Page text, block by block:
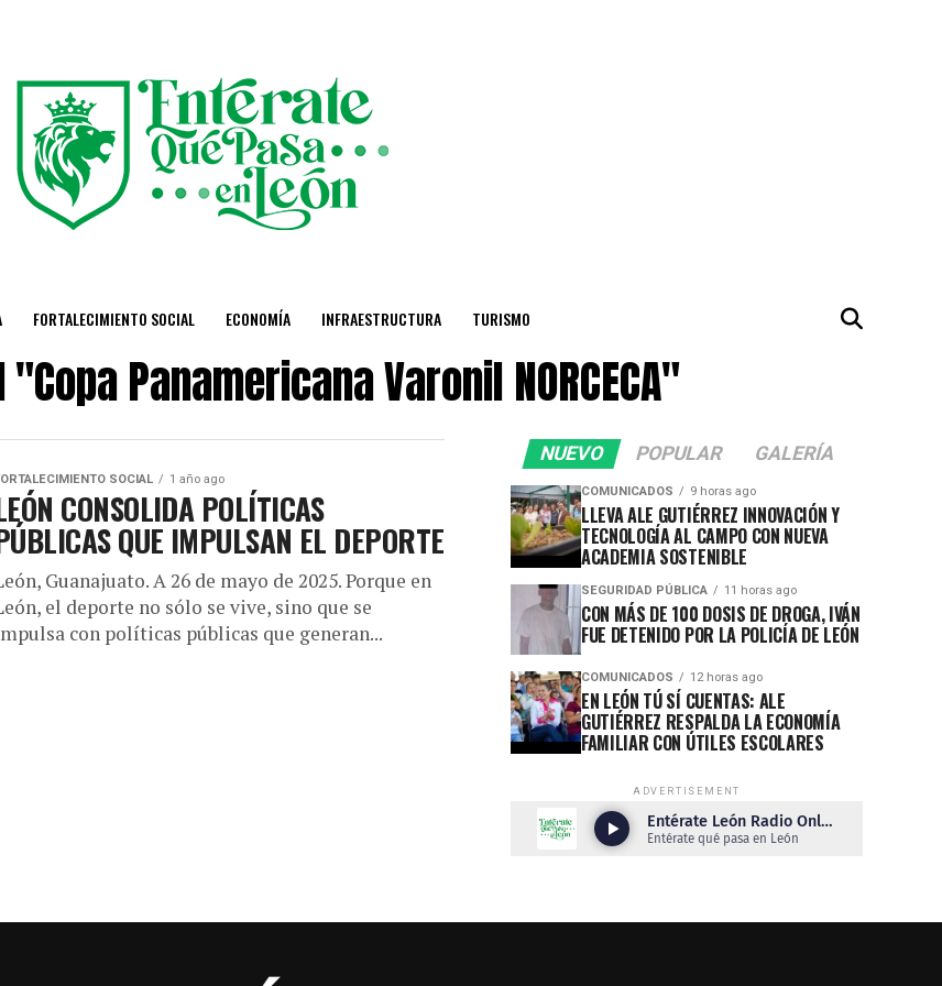
FORTALECIMIENTO SOCIAL ECONOMÍA INFRAESTRUCTURA TURISMO
Panamericana Varonil NORCECA"
SOCIAL 1 año ago
CONSOLIDA POLÍTICAS
QUE IMPULSAN EL DEPORTE
Guanajuato. A 26 de mayo de 2025. Porque en
el deporte no sólo se vive, sino que se
con políticas públicas que generan...
NUEVO POPULAR GALERÍA
COMUNICADOS 9 horas ago
LLEVA ALE GUTIÉRREZ INNOVACIÓN Y
TECNOLOGÍA AL CAMPO CON NUEVA
ACADEMIA SOSTENIBLE
SEGURIDAD PÚBLICA 11 horas ago
CON MÁS DE 100 DOSIS DE DROGA, IVÁN
FUE DETENIDO POR LA POLICÍA DE LEÓN
COMUNICADOS 12 horas ago
EN LEÓN TÚ SÍ CUENTAS: ALE
GUTIÉRREZ RESPALDA LA ECONOMÍA
FAMILIAR CON ÚTILES ESCOLARES
ADVERTISEMENT